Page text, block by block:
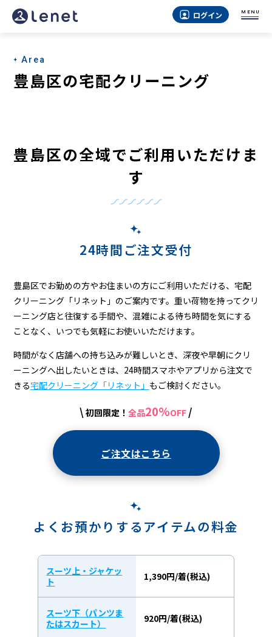
豊
区
の
リ
Lenet〈リ
ネ
ッ
ト〉
ログイン MENU
Area
豊島区の宅配クリーニング
豊島区の全域でご利用いただけま
す
24時間ご注文受付
豊島区でお勤めの方やお住まいの方にご利用いただける、宅配
クリーニング「リネット」のご案内です。重い荷物を持ってクリ
ーニング店と往復する手間や、混雑による待ち時間を気にする
ことなく、いつでも気軽にお使いいただけます。
時間がなく店舗への持ち込みが難しいとき、深夜や早朝にクリ
ーニングへ出したいときは、24時間スマホやアプリから注文で
きる宅配クリーニング「リネット」 もご検討ください。
\ 初回限定！ 全品20%OFF /
ご注文はこちら
よくお預かりするアイテムの料金
スーツ上・ジャケッ
ト
1,390円/着(税込)
スーツ下（パンツま
たはスカート）
920円/着(税込)